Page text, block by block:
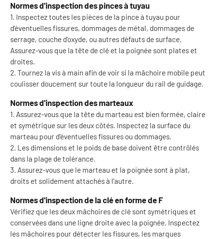
Normes d'inspection des pinces à tuyau
1. Inspectez toutes les pièces de la pince à tuyau pour
d'éventuelles fissures, dommages de métal, dommages de
serrage, couche d'oxyde, ou autres défauts de surface.
Assurez-vous que la tête de clé et la poignée sont plates et
droites.
2. Tournez la vis à main afin de voir si la mâchoire mobile peut
coulisser doucement sur toute la longueur du rail de guidage.
Normes d'inspection des marteaux
1. Assurez-vous que la tête du marteau est bien formée, claire
et symétrique sur les deux côtés. Inspectez la surface du
marteau pour d'éventuelles fissures ou dommages.
2. Les dimensions et le poids de base doivent être contrôlés
dans la plage de tolérance.
3. Assurez-vous que le marteau et la poignée sont à plat,
droits et solidement attachés à l'autre.
Normes d'inspection de la clé en forme de F
Vérifiez que les deux mâchoires de clé sont symétriques et
conservées dans une ligne droite avec la poignée. Inspectez
les mâchoires pour détecter les fissures, les marques